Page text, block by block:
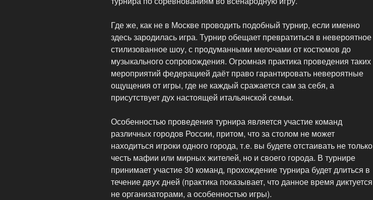
Где же, как не в Москве проводить подобный турнир, если именно
здесь зародилась игра. Турнир обещает превратиться в невероятное
стилизованное шоу, с продуманными мелочами от костюмов до
музыкального сопровождения. Огромная практика проведения таких
мероприятий федерацией даёт право гарантировать невероятные
ощущения от игры, где не каждый сражается сам за себя, а
присутствует дух настоящей итальянской семьи.
Особенностью проведения турнира является участие команд
различных городов России, притом, что за столом не может
находиться игроки одного города, т.е. вы будете отстаивать не только
честь мафии или мирных жителей, но и своего города. В турнире
принимает участие 30 команд, прохождение турнира будет длиться в
течение двух дней (практика показывает, что данное время диктуется
не организаторами, а особенностью игры).